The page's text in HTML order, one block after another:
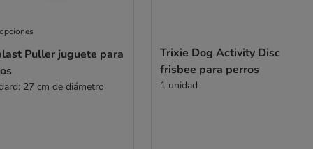
Puller juguete para
27 cm de diámetro
Trixie Dog Activity Disc
frisbee para perros
1 unidad